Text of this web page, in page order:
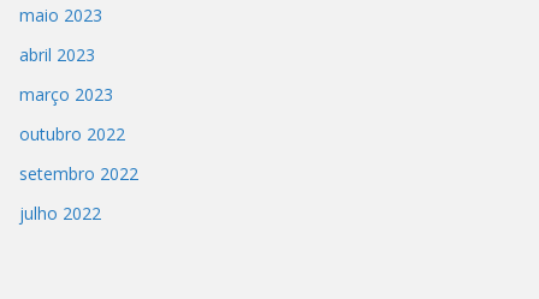
maio 2023
abril 2023
março 2023
outubro 2022
setembro 2022
julho 2022